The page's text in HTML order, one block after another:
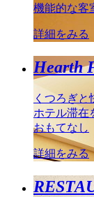
機能的な客
詳細をみる
Hearth
くつろぎと
ホテル滞在
おもてなし
詳細をみる